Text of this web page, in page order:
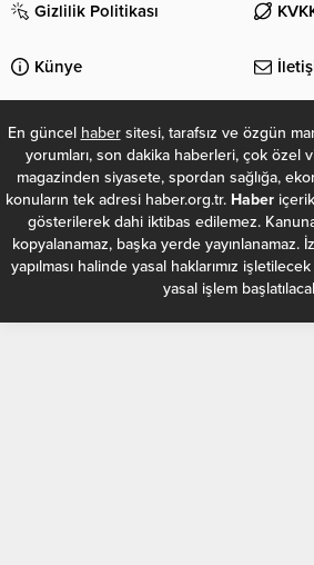
Gizlilik Politikası
Künye
En güncel habersitesi, tarafsız ve özgün
yorumları, son dakika haberleri, çok özel
magazinden siyasete, spordan sağlığa,
konuların tek adresi haber.org.tr. Haber
gösterilerek dahi iktibas edilemez.
kopyalanamaz, başka yerde yayınlanamaz.
yapılması halinde yasal haklarımız
yasal işlem